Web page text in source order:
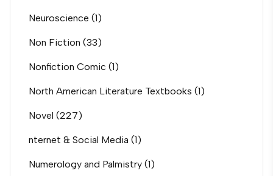
Neuroscience (1)
Non Fiction (33)
Nonfiction Comic (1)
North American Literature Textbooks (1)
Novel (227)
nternet & Social Media (1)
Numerology and Palmistry (1)